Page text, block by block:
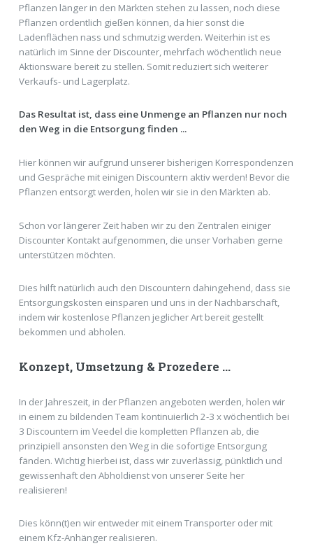
Pflanzen länger in den Märkten stehen zu lassen, noch diese
Pflanzen ordentlich gießen können, da hier sonst die
Ladenflächen nass und schmutzig werden. Weiterhin ist es
natürlich im Sinne der Discounter, mehrfach wöchentlich neue
Aktionsware bereit zu stellen. Somit reduziert sich weiterer
Verkaufs- und Lagerplatz.
Das Resultat ist, dass eine Unmenge an Pflanzen nur noch
den Weg in die Entsorgung finden ...
Hier können wir aufgrund unserer bisherigen Korrespondenzen
und Gespräche mit einigen Discountern aktiv werden! Bevor die
Pflanzen entsorgt werden, holen wir sie in den Märkten ab.
Schon vor längerer Zeit haben wir zu den Zentralen einiger
Discounter Kontakt aufgenommen, die unser Vorhaben gerne
unterstützen möchten.
Dies hilft natürlich auch den Discountern dahingehend, dass sie
Entsorgungskosten einsparen und uns in der Nachbarschaft,
indem wir kostenlose Pflanzen jeglicher Art bereit gestellt
bekommen und abholen.
Konzept, Umsetzung & Prozedere ...
In der Jahreszeit, in der Pflanzen angeboten werden, holen wir
in einem zu bildenden Team kontinuierlich 2-3 x wöchentlich bei
3 Discountern im Veedel die kompletten Pflanzen ab, die
prinzipiell ansonsten den Weg in die sofortige Entsorgung
fänden. Wichtig hierbei ist, dass wir zuverlässig, pünktlich und
gewissenhaft den Abholdienst von unserer Seite her
realisieren!
Dies könn(t)en wir entweder mit einem Transporter oder mit
einem Kfz-Anhänger realisieren.